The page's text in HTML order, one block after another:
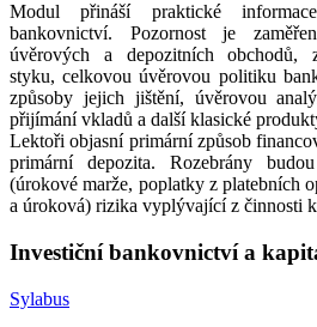
Modul přináší praktické
bankovnictví. Pozornost je
úvěrových a depozitních obchodů,
styku, celkovou úvěrovou politiku
způsoby jejich jištění, úvěrovou
přijímání vkladů a další klasické
Lektoři objasní primární způsob
primární depozita. Rozebrány
(úrokové marže, poplatky z platebních
a úroková) rizika vyplývající z činnosti
Investiční bankovnictví a
Sylabus